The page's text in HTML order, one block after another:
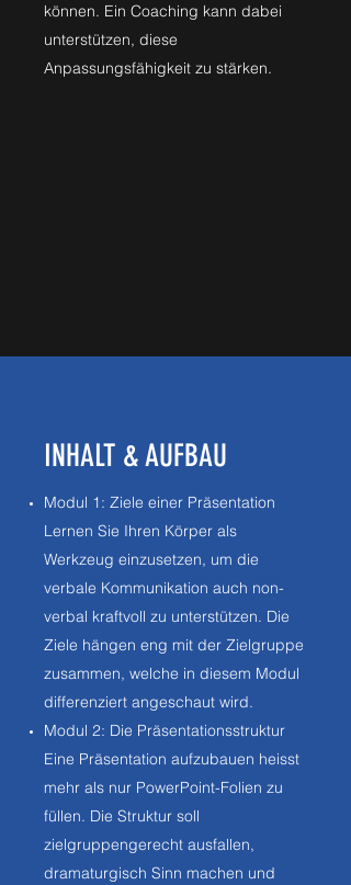
können. Ein Coaching kann dabei
unterstützen, diese
Anpassungsfähigkeit zu stärken.
INHALT & AUFBAU
Modul 1: Ziele einer Präsentation
Lernen Sie Ihren Körper als
Werkzeug einzusetzen, um die
verbale Kommunikation auch non-
verbal kraftvoll zu unterstützen. Die
Ziele hängen eng mit der Zielgruppe
zusammen, welche in diesem Modul
differenziert angeschaut wird.
Modul 2: Die Präsentationsstruktur
Eine Präsentation aufzubauen heisst
mehr als nur PowerPoint-Folien zu
füllen. Die Struktur soll
zielgruppengerecht ausfallen,
dramaturgisch Sinn machen und